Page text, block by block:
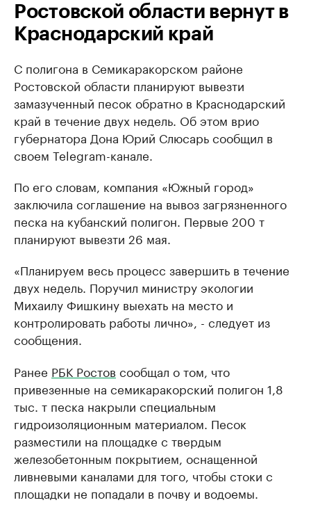
Ростовской области вернут в
Краснодарский край
С полигона в Семикаракорском районе
Ростовской области планируют вывезти
замазученный песок обратно в Краснодарский
край в течение двух недель. Об этом врио
губернатора Дона Юрий Слюсарь сообщил в
своем Telegram-канале.
По его словам, компания «Южный город»
заключила соглашение на вывоз загрязненного
песка на кубанский полигон. Первые 200 т
планируют вывезти 26 мая.
«Планируем весь процесс завершить в течение
двух недель. Поручил министру экологии
Михаилу Фишкину выехать на место и
контролировать работы лично», - следует из
сообщения.
Ранее РБК Ростов сообщал о том, что
привезенные на семикаракорский полигон 1,8
тыс. т песка накрыли специальным
гидроизоляционным материалом. Песок
разместили на площадке с твердым
железобетонным покрытием, оснащенной
ливневыми каналами для того, чтобы стоки с
площадки не попадали в почву и водоемы.